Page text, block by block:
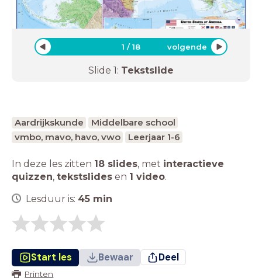
1 /18 volgende
Slide 1: Tekstslide
Aardrijkskunde
Middelbare school
vmbo, mavo, havo, vwo
Leerjaar 1-6
In deze les zitten 18 slides, met interactieve
quizzen, tekstslides en 1 video.
Lesduur is: 45 min
Start les Bewaar Deel
Printen